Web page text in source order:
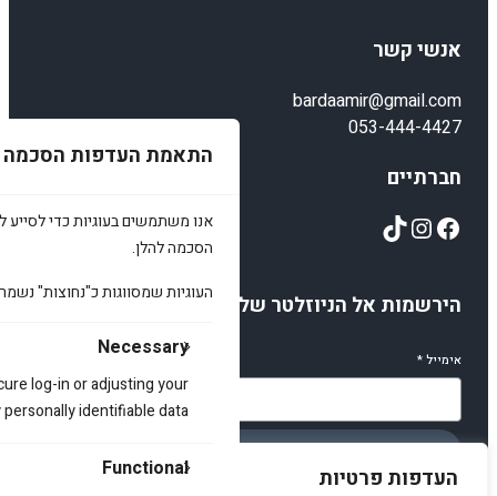
העדפות פרטיות
התאמת העדפות הסכמה
אנו משתמשים בעוגיות כדי לסייע
הסכמה להלן.
העוגיות שמסווגות כ"נחוצות"
Necessary
log-in or adjusting your
identifiable data.
Functional
אנשי קשר
bardaamir@gmail.com
053-444-4427
חברתיים
Facebook
Instagram
TikTok
הירשמות אל הניוזלטר שלנו
אימייל*